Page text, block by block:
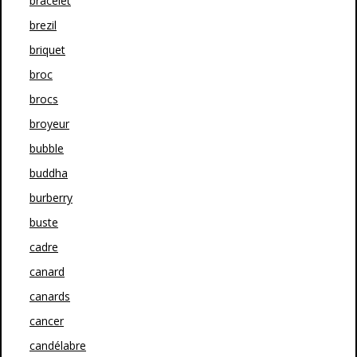
brezil
briquet
broc
brocs
broyeur
bubble
buddha
burberry
buste
cadre
canard
canards
cancer
candélabre